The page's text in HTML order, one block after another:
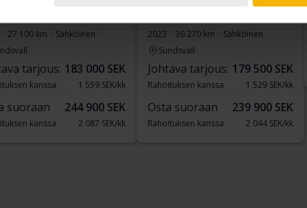
27 100 km
Sähköinen
tarjous: 183 000 SEK
kanssa 1 559 SEK/kk
suoraan 244 900 SEK
kanssa 2 087 SEK/kk
2023
36 270 km
Sähköinen
Sundsvall
Johtava tarjous: 179 500 SEK
Rahoituksen kanssa 1 529 SEK/kk
Osta suoraan 239 900 SEK
Rahoituksen kanssa 2 044 SEK/kk